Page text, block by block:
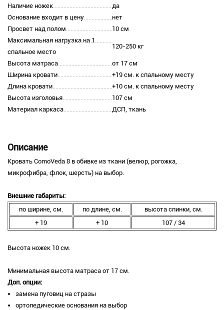
Наличие ножек
да
Основание входит в цену
нет
Просвет над полом
10 см
Максимальная нагрузка на 1
спальное место
120-250 кг
Высота матраса
от 17 см
Ширина кровати
+19 см. к спальному месту
Длина кровати
+10 см. к спальному месту
Высота изголовья
107 см
Материал каркаса
ДСП, ткань
Описание
Кровать ComoVeda 8 в обивке из ткани (велюр, рогожка,
микрофибра, флок, шерсть) на выбор.
Внешние габариты:
по ширине, см.
по длине, см.
высота спинки, см.
+ 19
+ 10 107 / 34
Высота ножек 10 см.
Минимальная высота матраса от 17 см.
Доп. опции:
замена пуговиц на стразы
ортопедические основания на выбор